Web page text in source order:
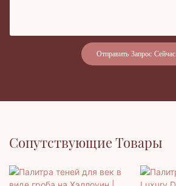
Отправить Запрос Сейчас
Сопутствующие Товары